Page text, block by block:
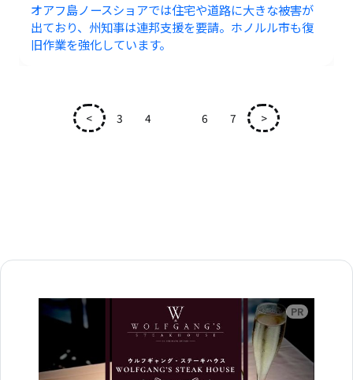
オアフ島ノースショアでは住宅や道路に大きな被害が
出ており、州知事は連邦支援を要請。ホノルル市も復
旧作業を強化しています。
< 3 4 6 7 >
広告